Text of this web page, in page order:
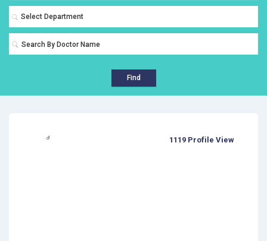
Select Department
Find
1119 Profile View